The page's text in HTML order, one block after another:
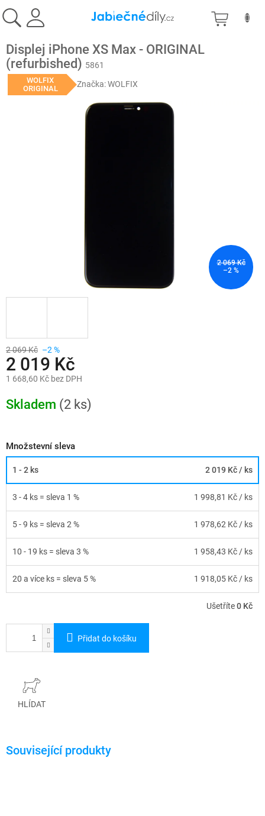
na
obsah
Displej iPhone XS Max - ORIGINAL
(refurbished) 5861
WOLFIX
ORIGINAL
Značka:WOLFIX
2 069 Kč
–2 %
2 069 Kč –2 %
2 019 Kč
1 668,60 Kč bez DPH
cena:
Skladem (2 ks)
Množstevní sleva
1 - 2 ks 2 019 Kč/ ks
3 - 4 ks = sleva 1 % 1 998,81 Kč/ ks
5 - 9 ks = sleva 2 % 1 978,62 Kč/ ks
10 - 19 ks = sleva 3 % 1 958,43 Kč/ ks
20 a více ks = sleva 5 % 1 918,05 Kč/ ks
Ušetříte0 Kč
Přidat do košíku
HLÍDAT